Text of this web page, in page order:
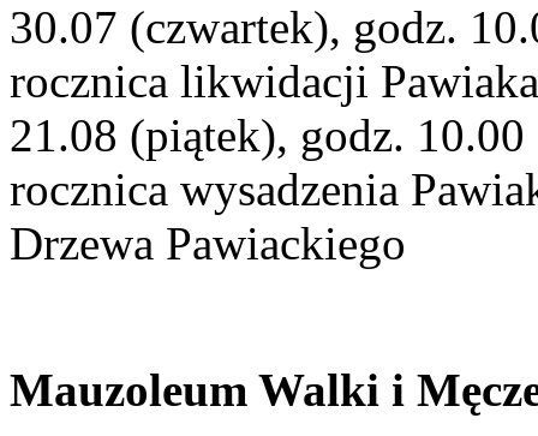
30.07 (czwartek), godz.
rocznica likwidacji
21.08 (piątek), godz.
rocznica wysadzenia
Drzewa Pawiackiego
Mauzoleum Walki i